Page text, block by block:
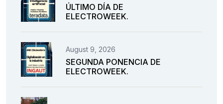
ÚLTIMO DÍA DE
ELECTROWEEK.
August 9, 2026
SEGUNDA PONENCIA DE
ELECTROWEEK.